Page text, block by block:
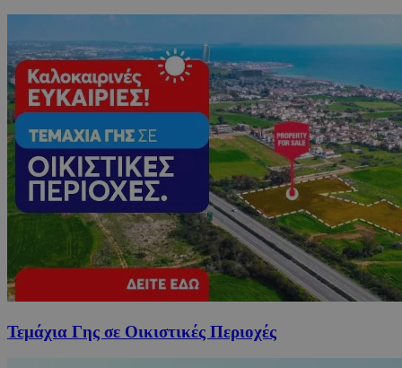
Τεμάχια Γης σε Οικιστικές Περιοχές